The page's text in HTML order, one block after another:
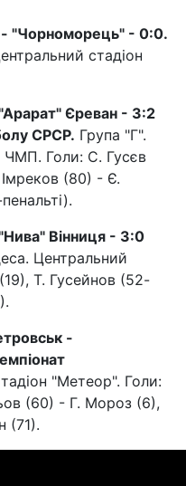
"Чорноморець" - 0:0.
стадіон
Єреван - 3:2
СРСР. Група "Г".
ЧМП. Голи: С. Гусєв
(80) - Є.
Вінниця - 3:0
Центральний
Т. Гусейнов (52-
-
"Метеор". Голи:
(60) - Г. Мороз (6),
(71).